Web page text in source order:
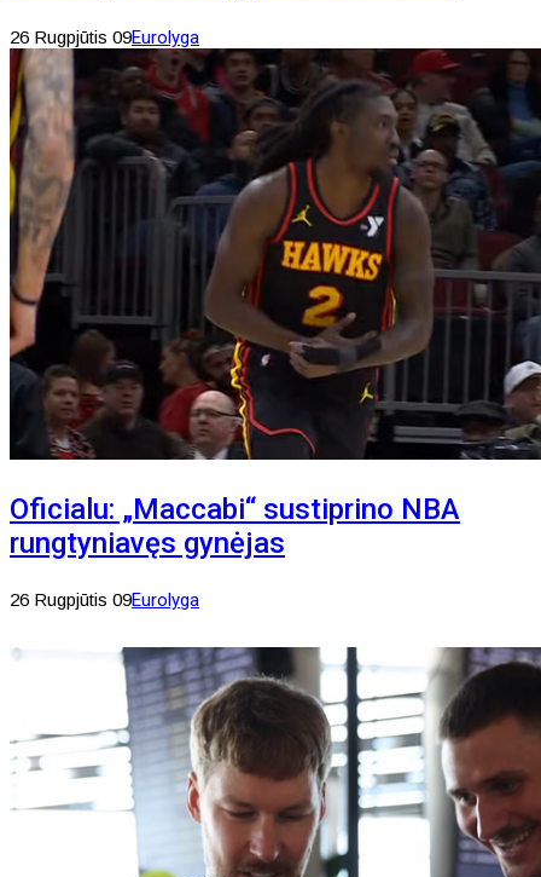
26 Rugpjūtis 09Eurolyga
Oficialu: „Maccabi“ sustiprino NBA
rungtyniavęs gynėjas
26 Rugpjūtis 09Eurolyga